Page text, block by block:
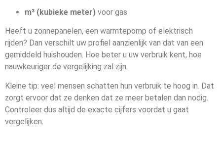
m³ (kubieke meter) voor gas
Heeft u zonnepanelen, een warmtepomp of elektrisch
rijden? Dan verschilt uw profiel aanzienlijk van dat van een
gemiddeld huishouden. Hoe beter u uw verbruik kent, hoe
nauwkeuriger de vergelijking zal zijn.
Kleine tip: veel mensen schatten hun verbruik te hoog in. Dat
zorgt ervoor dat ze denken dat ze meer betalen dan nodig.
Controleer dus altijd de exacte cijfers voordat u gaat
vergelijken.